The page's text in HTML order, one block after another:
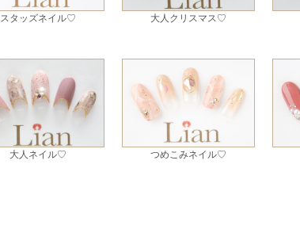
スタッズネイル♡ 大人クリスマス♡
大人ネイル♡ つめこみネイル♡